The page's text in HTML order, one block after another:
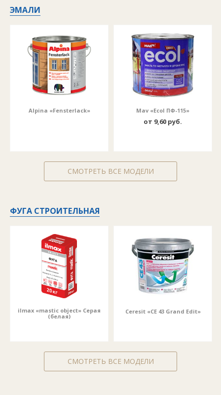
ЭМАЛИ
Alpina «Fensterlack» Mav «Ecol ПФ-115»
от 9,60 руб.
СМОТРЕТЬ ВСЕ МОДЕЛИ
ФУГА СТРОИТЕЛЬНАЯ
ilmax «mastic object» Серая
(белая)
Ceresit «CE 43 Grand Edit»
СМОТРЕТЬ ВСЕ МОДЕЛИ